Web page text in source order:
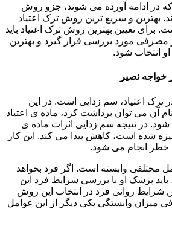
در ادامه آورده می شوند، جزو روش
بهترین و سریع ترین روش ترک اعتیاد
تعیین بهترین روش ترک اعتیاد باید
مورد بررسی قرار گیرد و بهترین
انتخاب شود.
خواجه نصیر
ترک اعتیاد، سم زدایی است. در این
آن می توان برداشت کرد، ماده ی اعتیاد
شود. در نتیجه سم زدایی اثرات ماده ی
شده است، کاهش پیدا می کند. این کار
خطر انجام می شود.
مختلفی وابسته است. اگر فرد بخواهد
باید پزشک او با بررسی شرایط فرد این
شرایط روانی فرد در انتخاب این روش
میزان وابستگی یکی دیگر از این عوامل